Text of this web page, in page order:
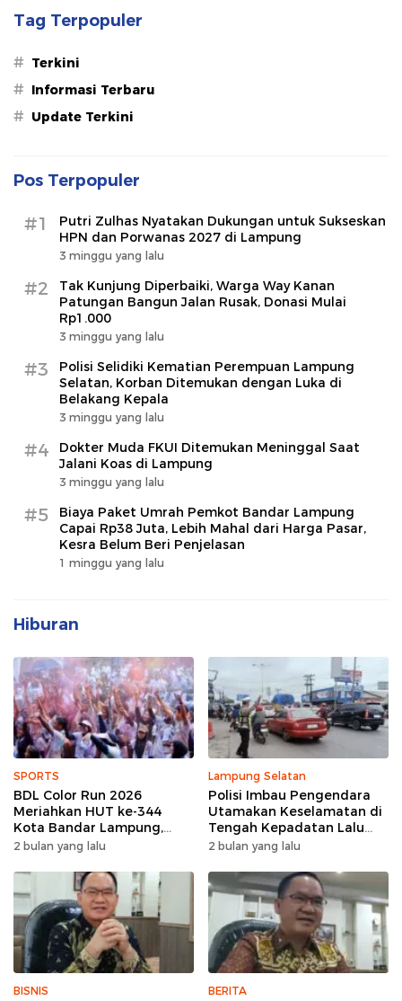
Tag Terpopuler
# Terkini
# Informasi Terbaru
# Update Terkini
Pos Terpopuler
#1
Putri Zulhas Nyatakan Dukungan untuk Sukseskan
HPN dan Porwanas 2027 di Lampung
3 minggu yang lalu
#2
Tak Kunjung Diperbaiki, Warga Way Kanan
Patungan Bangun Jalan Rusak, Donasi Mulai
Rp1.000
3 minggu yang lalu
#3
Polisi Selidiki Kematian Perempuan Lampung
Selatan, Korban Ditemukan dengan Luka di
Belakang Kepala
3 minggu yang lalu
#4
Dokter Muda FKUI Ditemukan Meninggal Saat
Jalani Koas di Lampung
3 minggu yang lalu
#5
Biaya Paket Umrah Pemkot Bandar Lampung
Capai Rp38 Juta, Lebih Mahal dari Harga Pasar,
Kesra Belum Beri Penjelasan
1 minggu yang lalu
Hiburan
SPORTS
BDL Color Run 2026
Meriahkan HUT ke-344
Kota Bandar Lampung,
Wujud Semangat Sehat
2 bulan yang lalu
Lampung Selatan
Polisi Imbau Pengendara
Utamakan Keselamatan di
Tengah Kepadatan Lalu
Lintas Pagi Hari
2 bulan yang lalu
BISNIS BERITA